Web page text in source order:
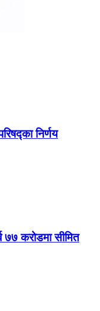
निर्णय
करोडमा सीमित